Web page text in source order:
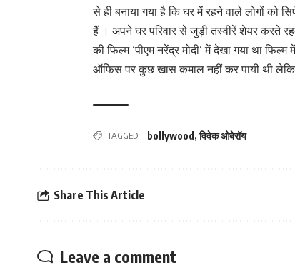
से ही बनाया गया है कि घर में रहने वाले लोगों को
हैं । अपने घर परिवार से जुड़ी तस्वीरें शेयर करते
की फिल्म ‘पीएम नरेंद्र मोदी’ में देखा गया था
ऑफिस पर कुछ खास कमाल नहीं कर पायी थी
TAGGED: bollywood ,विवेक ओबेरॉय
Share This Article
Leave a comment